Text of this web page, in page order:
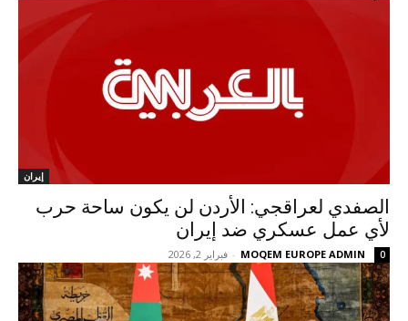
إيران
الصفدي لعراقجي: الأردن لن يكون ساحة حرب
لأي عمل عسكري ضد إيران
MOQEM EUROPE ADMIN
- فبراير 2, 2026 0